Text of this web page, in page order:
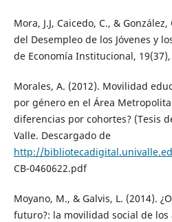
Mora, J.J, Caicedo, C., &
del Desempleo de los Jóvenes y
de Economía Institucional, 19(37),
Morales, A. (2012). Movilidad
por género en el Área
diferencias por cohortes? (Tesis
Valle. Descargado de
http://
CB-0460622.pdf
Moyano, M., & Galvis, L. (2014).
futuro?: la movilidad social de los